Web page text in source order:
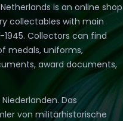
is an online shop
collectables with main
1945. Collectors can find
medals, uniforms,
award documents,
Das
von militärhistorische